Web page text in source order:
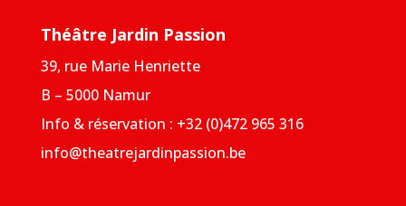
Théâtre Jardin Passion
39, rue Marie Henriette
B – 5000 Namur
Info & réservation : +32 (0)472 965 316
info@theatrejardinpassion.be